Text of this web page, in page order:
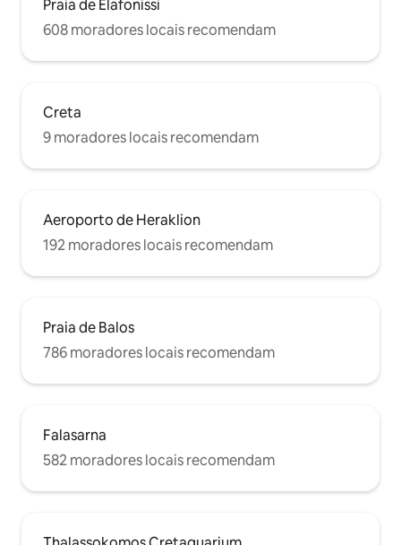
Praia de Elafonissi
608 moradores locais recomendam
Creta
9 moradores locais recomendam
Aeroporto de Heraklion
192 moradores locais recomendam
Praia de Balos
786 moradores locais recomendam
Falasarna
582 moradores locais recomendam